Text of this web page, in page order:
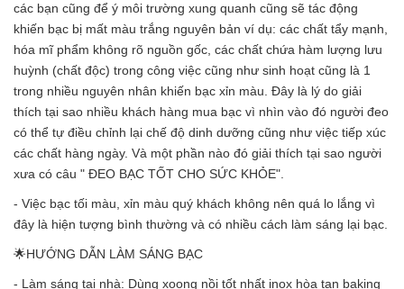
các bạn cũng để ý môi trường xung quanh cũng sẽ tác động
khiến bạc bị mất màu trắng nguyên bản ví dụ: các chất tẩy mạnh,
hóa mĩ phẩm không rõ nguồn gốc, các chất chứa hàm lượng lưu
huỳnh (chất độc) trong công việc cũng như sinh hoạt cũng là 1
trong nhiều nguyên nhân khiến bạc xỉn màu. Đây là lý do giải
thích tại sao nhiều khách hàng mua bạc vì nhìn vào đó người đeo
có thể tự điều chỉnh lại chế độ dinh dưỡng cũng như việc tiếp xúc
các chất hàng ngày. Và một phần nào đó giải thích tại sao người
xưa có câu " ĐEO BẠC TỐT CHO SỨC KHỎE".
- Việc bạc tối màu, xỉn màu quý khách không nên quá lo lắng vì
đây là hiện tượng bình thường và có nhiều cách làm sáng lại bạc.
🌟HƯỚNG DẪN LÀM SÁNG BẠC
- Làm sáng tại nhà: Dùng xoong nồi tốt nhất inox hòa tan baking